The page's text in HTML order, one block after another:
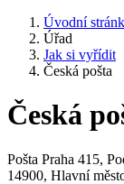
Úvodní
Úřad
Jak si vyřídit
Česká pošta
Česká
Pošta Praha 415,
14900, Hlavní